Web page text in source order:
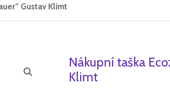
Gustav Klimt
Nákupní taška
Klimt
Nákupní
taška